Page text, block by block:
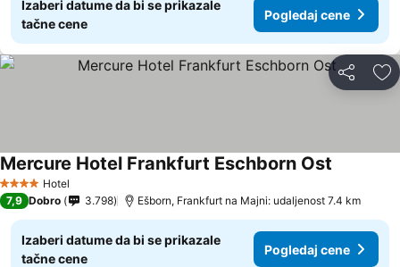
Izaberi datume da bi se prikazale
tačne cene
Pogledaj cene
Deli
4 ZvezdiceHotel
Mercure Hotel Frankfurt Eschborn Ost
7,9 Dobro 3.798 Ešborn, Frankfurt na Majni: udaljenost 7.4 km
Izaberi datume da bi se prikazale
tačne cene
Pogledaj cene